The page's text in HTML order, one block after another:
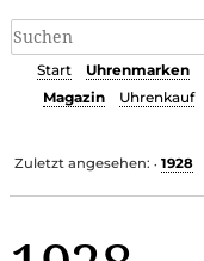
Start Uhrenmarken
Magazin
Uhrenkauf
Zuletzt angesehen: • 1928